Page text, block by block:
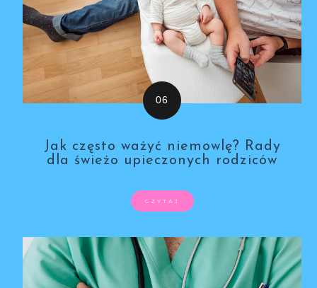
Jak często ważyć niemowlę? Rady
dla świeżo upieczonych rodziców
CZYTAJ